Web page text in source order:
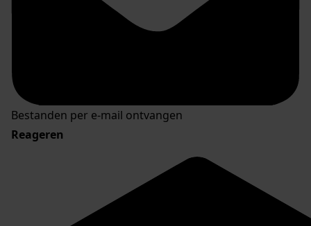
Bestanden per e-mail ontvangen
Reageren